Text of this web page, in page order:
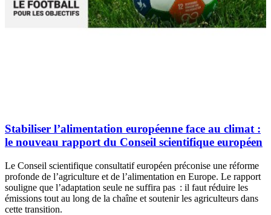
Stabiliser l’alimentation européenne face au climat :
le nouveau rapport du Conseil scientifique européen
Le Conseil scientifique consultatif européen préconise une réforme
profonde de l’agriculture et de l’alimentation en Europe. Le rapport
souligne que l’adaptation seule ne suffira pas : il faut réduire les
émissions tout au long de la chaîne et soutenir les agriculteurs dans
cette transition.